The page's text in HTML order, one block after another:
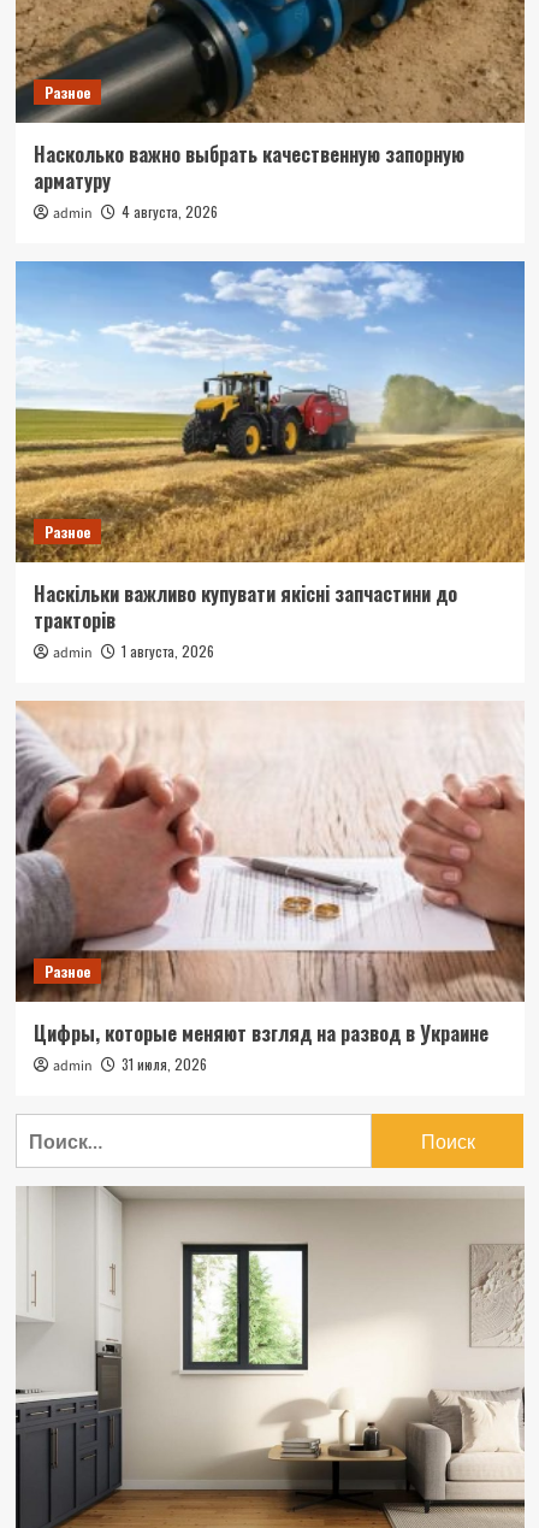
Разное
Насколько важно выбрать качественную запорную
арматуру
admin 4 августа, 2026
Разное
Наскільки важливо купувати якісні запчастини до
тракторів
admin 1 августа, 2026
Разное
Цифры, которые меняют взгляд на развод в Украине
admin 31 июля, 2026